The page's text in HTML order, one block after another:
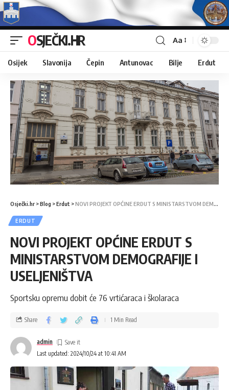
OSJEČKI.HR Aa
Osijek Slavonija Čepin Antunovac Bilje Erdut
Osječki.hr >Blog >Erdut >NOVI PROJEKT OPĆINE ERDUT S MINISTARSTVOM DEMOGRAFIJE I USELJENIŠTVA
ERDUT
NOVI PROJEKT OPĆINE ERDUT S
MINISTARSTVOM DEMOGRAFIJE I
USELJENIŠTVA
Sportsku opremu dobit će 76 vrtićaraca i školaraca
Last updated: 2024/10/24 at 10:41 AM
admin
Share 1 Min Read